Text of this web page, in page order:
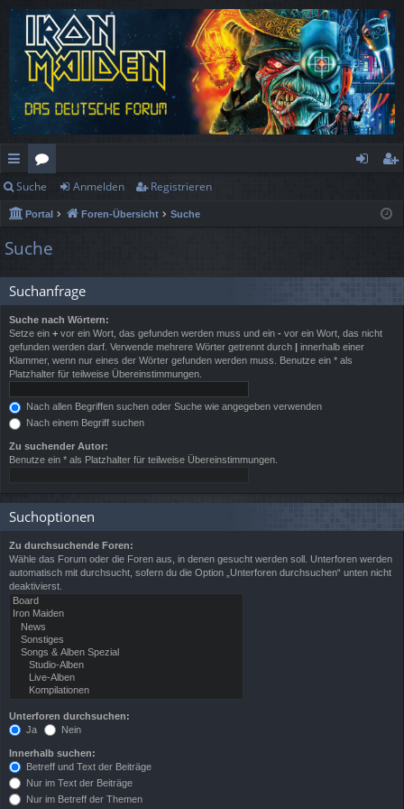
ch
ne
llz
ug
rif
f
or
en
de
n
ist
re
n
Suche Anmelden Registrieren
Portal Foren-Übersicht Suche
Suche
Suchanfrage
Suche nach Wörtern:
Setze ein + vor ein Wort, das gefunden werden muss und ein - vor ein Wort, das nicht
gefunden werden darf. Verwende mehrere Wörter getrennt durch | innerhalb einer
Klammer, wenn nur eines der Wörter gefunden werden muss. Benutze ein * als
Platzhalter für teilweise Übereinstimmungen.
Nach allen Begriffen suchen oder Suche wie angegeben verwenden
Nach einem Begriff suchen
Zu suchender Autor:
Benutze ein * als Platzhalter für teilweise Übereinstimmungen.
Suchoptionen
Zu durchsuchende Foren:
Wähle das Forum oder die Foren aus, in denen gesucht werden soll. Unterforen werden
automatisch mit durchsucht, sofern du die Option „Unterforen durchsuchen“ unten nicht
deaktivierst.
Unterforen durchsuchen:
Ja
Nein
Innerhalb suchen:
Betreff und Text der Beiträge
Nur im Text der Beiträge
Nur im Betreff der Themen